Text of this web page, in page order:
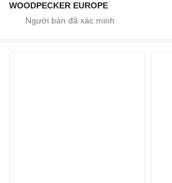
WOODPECKER EUROPE